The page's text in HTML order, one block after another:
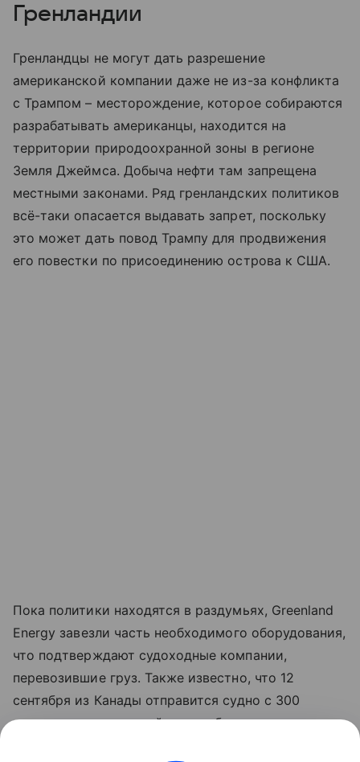
Гренландии
Гренландцы не могут дать разрешение
американской компании даже не из-за конфликта
с Трампом – месторождение, которое собираются
разрабатывать американцы, находится на
территории природоохранной зоны в регионе
Земля Джеймса. Добыча нефти там запрещена
местными законами. Ряд гренландских политиков
всё-таки опасается выдавать запрет, поскольку
это может дать повод Трампу для продвижения
его повестки по присоединению острова к США.
Пока политики находятся в раздумьях, Greenland
Energy завезли часть необходимого оборудования,
что подтверждают судоходные компании,
перевозившие груз. Также известно, что 12
сентября из Канады отправится судно с 300
транспортными контейнерами бурового